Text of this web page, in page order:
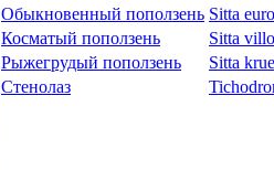
Обыкновенный поползень Sitta
Косматый поползень
Sitta
Рыжегрудый поползень
Sitta
Стенолаз